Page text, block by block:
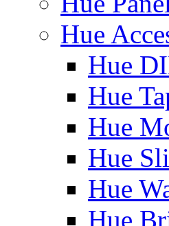
Hue
Hue
Hue
Hue
Hue
Hue
Hue